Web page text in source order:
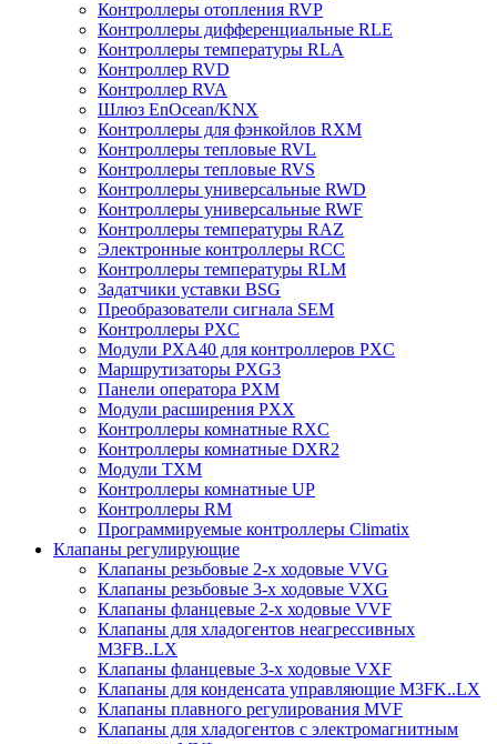
Контроллеры отопления RVP
Контроллеры дифференциальные RLE
Контроллеры температуры RLA
Контроллер RVD
Контроллер RVA
Шлюз EnOcean/KNX
Контроллеры для фэнкойлов RXM
Контроллеры тепловые RVL
Контроллеры тепловые RVS
Контроллеры универсальные RWD
Контроллеры универсальные RWF
Контроллеры температуры RAZ
Электронные контроллеры RCC
Контроллеры температуры RLM
Задатчики уставки BSG
Преобразователи сигнала SEM
Контроллеры PXC
Модули PXA40 для контроллеров PXC
Маршрутизаторы PXG3
Панели оператора PXM
Модули расширения PXX
Контроллеры комнатные RXC
Контроллеры комнатные DXR2
Модули TXM
Контроллеры комнатные UP
Контроллеры RM
Программируемые контроллеры Climatix
Клапаны регулирующие
Клапаны резьбовые 2-х ходовые VVG
Клапаны резьбовые 3-х ходовые VХG
Клапаны фланцевые 2-х ходовые VVF
Клапаны для хладогентов неагрессивных
M3FB..LX
Клапаны фланцевые 3-х ходовые VXF
Клапаны для конденсата управляющие M3FK..LX
Клапаны плавного регулирования MVF
Клапаны для хладогентов с электромагнитным